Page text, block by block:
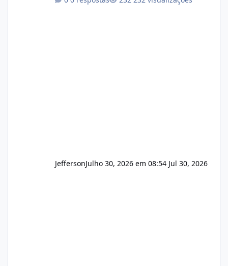
operação. Se você possui clientes ativos de
JeffersonJulho 30, 2026 em 08:54 Jul 30, 2026